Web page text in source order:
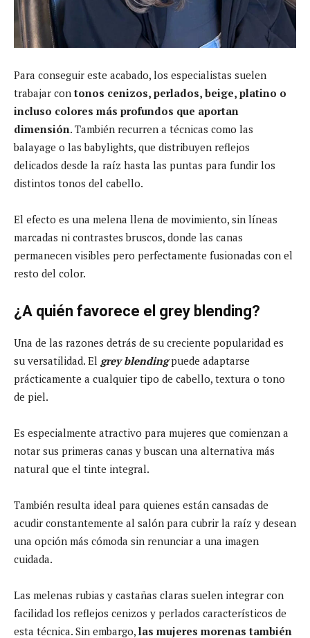
Para conseguir este acabado, los especialistas suelen
trabajar contonos cenizos, perlados, beige, platino o
incluso colores más profundos que aportan
dimensión. También recurren a técnicas como las
balayage o las babylights, que distribuyen reflejos
delicados desde la raíz hasta las puntas para fundir los
distintos tonos del cabello.
El efecto es una melena llena de movimiento, sin líneas
marcadas ni contrastes bruscos, donde las canas
permanecen visibles pero perfectamente fusionadas con el
resto del color.
¿A quién favorece el grey blending?
Una de las razones detrás de su creciente popularidad es
su versatilidad. El grey blendingpuede adaptarse
prácticamente a cualquier tipo de cabello, textura o tono
de piel.
Es especialmente atractivo para mujeres que comienzan a
notar sus primeras canas y buscan una alternativa más
natural que el tinte integral.
También resulta ideal para quienes están cansadas de
acudir constantemente al salón para cubrir la raíz y desean
una opción más cómoda sin renunciar a una imagen
cuidada.
Las melenas rubias y castañas claras suelen integrar con
facilidad los reflejos cenizos y perlados característicos de
esta técnica. Sin embargo, las mujeres morenas también